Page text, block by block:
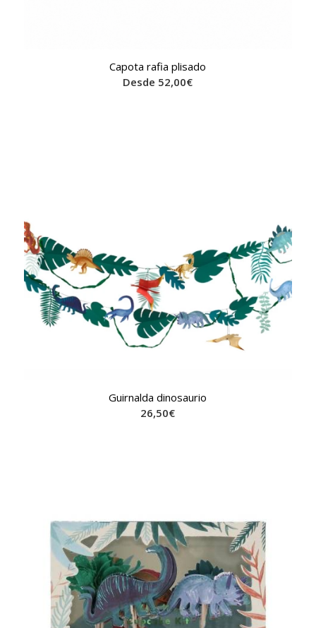
Capota rafia plisado
Desde 52,00€
Guirnalda dinosaurio
26,50€